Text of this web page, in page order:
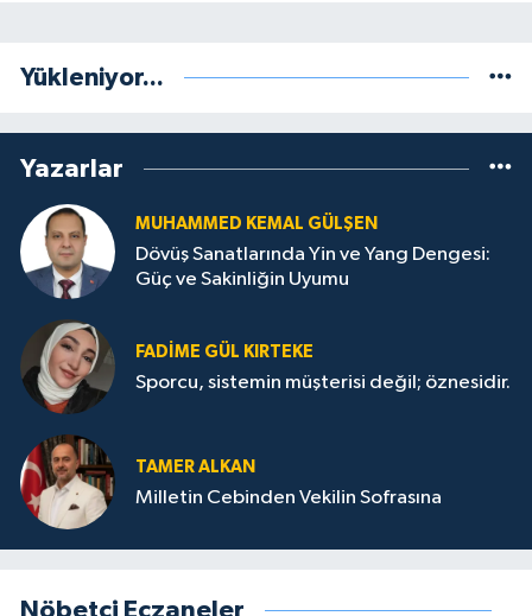
Yükleniyor...
Yazarlar
MUHAMMED KEMAL GÜLŞEN
Dövüş Sanatlarında Yin ve Yang Dengesi:
Güç ve Sakinliğin Uyumu
FADIME GÜL KIRTEKE
Sporcu, sistemin müşterisi değil; öznesidir.
TAMER ALKAN
Milletin Cebinden Vekilin Sofrasına
Nöbetçi Eczaneler